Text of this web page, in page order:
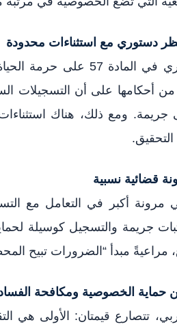
دستوري مع استثناءات محدودة
ينص الدستور
أحكامها على أن التسجيلات
ومع ذلك، هناك استثناءات
قضائية نسبية
مرونة أكبر في التعامل مع
جريمة والتسجيل كوسيلة
مراعيةً مبدأ “الضرورات تبيح
حماية الخصوصية ومكافحة
تتصارع قيمتان: الأولى هي